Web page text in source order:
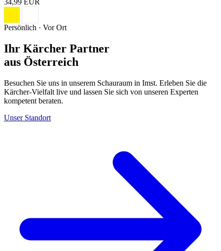
Persönlich · Vor Ort
Ihr Kärcher Partner
aus Österreich
Besuchen Sie uns in unserem Schauraum in Imst. Erleben Sie die
Kärcher-Vielfalt live und lassen Sie sich von unseren Experten
kompetent beraten.
Unser Standort